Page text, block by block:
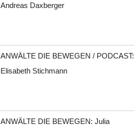
Andreas Daxberger
ANWÄLTE DIE BEWEGEN / PODCAST:
Elisabeth Stichmann
ANWÄLTE DIE BEWEGEN: Julia